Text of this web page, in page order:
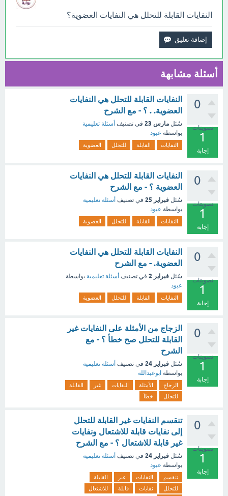
النفايات القابلة للتحلل هي النفايات العضوية؟
أسئلة مشابهة
0
تصويتات
1
إجابة
النفايات القابلة للتحلل هي النفايات
العضوية. . ؟ - مع الشرح
سُئل مارس 23 في تصنيف أسئلة تعليمية
بواسطة عبود
النفايات القابلة للتحلل العضوية
0
تصويتات
1
إجابة
النفايات القابلة للتحلل هي النفايات
العضوية ؟ - مع الشرح
سُئل فبراير 25 في تصنيف أسئلة تعليمية
بواسطة عبود
النفايات القابلة للتحلل العضوية
0
تصويتات
1
إجابة
النفايات القابلة للتحلل هي النفايات
العضوية. - مع الشرح
سُئل فبراير 2 في تصنيف أسئلة تعليمية بواسطة
عبود
النفايات القابلة للتحلل العضوية
0
تصويتات
1
إجابة
الزجاج من الأمثلة على النفايات غير
القابلة للتحلل صح خطأ ؟ - مع
الشرح
سُئل فبراير 24 في تصنيف أسئلة تعليمية
بواسطة ابوعبدالله
الزجاج الأمثلة النفايات غير
القابلة
للتحلل
خطأ
0
تصويتات
1
إجابة
تنقسم النفايات غير القابلة للتحلل
إلى نفايات قابلة للاشتعال ونفايات
غير قابلة للاشتعال ؟ - مع الشرح
سُئل فبراير 24 في تصنيف أسئلة تعليمية
بواسطة عبود
تنقسم النفايات غير
القابلة
للتحلل
نفايات قابلة
للاشتعال